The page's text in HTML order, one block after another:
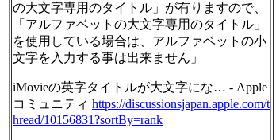
の大文字専用のタイトル」が有りますので、
「アルファベットの大文字専用のタイトル」
を使用している場合は、アルファベットの小
文字を入力する事は出来ません」
iMovieの英字タイトルが大文字にな… - Apple
コミュニティ https://discussionsjapan.apple.com/t
hread/10156831?sortBy=rank